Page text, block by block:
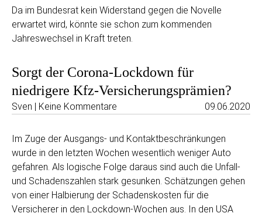
Da im Bundesrat kein Widerstand gegen die Novelle
erwartet wird, könnte sie schon zum kommenden
Jahreswechsel in Kraft treten.
Sorgt der Corona-Lockdown für
niedrigere Kfz-Versicherungsprämien?
Sven | Keine Kommentare 09.06.2020
Im Zuge der Ausgangs- und Kontaktbeschränkungen
wurde in den letzten Wochen wesentlich weniger Auto
gefahren. Als logische Folge daraus sind auch die Unfall-
und Schadenszahlen stark gesunken. Schätzungen gehen
von einer Halbierung der Schadenskosten für die
Versicherer in den Lockdown-Wochen aus. In den USA